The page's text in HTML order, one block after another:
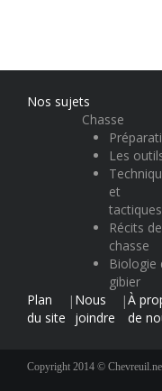
Nos sujets
Chasse
Les
et
tactiques
Récits de
chasse
Biologie
gibier
Plan
du site
| Nous
joindre
|À
de
Copyright 2014 ©